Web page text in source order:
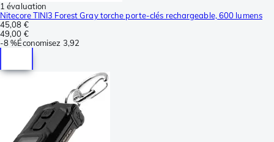
1 évaluation
Nitecore TINI3 Forest Gray torche porte-clés rechargeable, 600 lumens
45,08 €
49,00 €
-8 %Économisez 3,92